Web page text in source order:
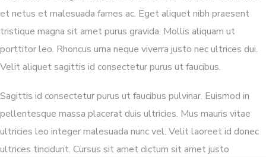
et netus et malesuada fames ac. Eget aliquet nibh praesent
tristique magna sit amet purus gravida. Mollis aliquam ut
porttitor leo. Rhoncus urna neque viverra justo nec ultrices dui.
Velit aliquet sagittis id consectetur purus ut faucibus.
Sagittis id consectetur purus ut faucibus pulvinar. Euismod in
pellentesque massa placerat duis ultricies. Mus mauris vitae
ultricies leo integer malesuada nunc vel. Velit laoreet id donec
ultrices tincidunt. Cursus sit amet dictum sit amet justo